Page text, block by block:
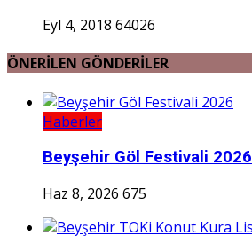
Eyl 4, 2018 64026
ÖNERİLEN GÖNDERİLER
Haberler
Beyşehir Göl Festivali 2026
Haz 8, 2026 675